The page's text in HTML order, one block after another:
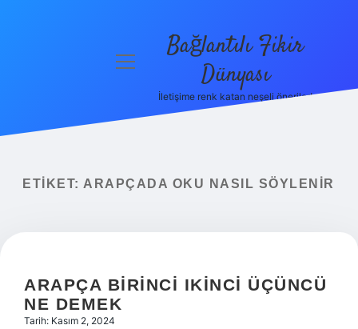
menüyü
Bağlantılı Fikir
Dünyası
İletişime renk katan neşeli öneriler!
ETIKET: ARAPÇADA OKU NASIL SÖYLENIR
ARAPÇA BIRINCI IKINCI ÜÇÜNCÜ
NE DEMEK
Tarih: Kasım 2, 2024